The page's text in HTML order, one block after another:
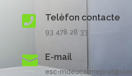
 Telèfon contacte
93 478 28 33
 E-mail
esc-